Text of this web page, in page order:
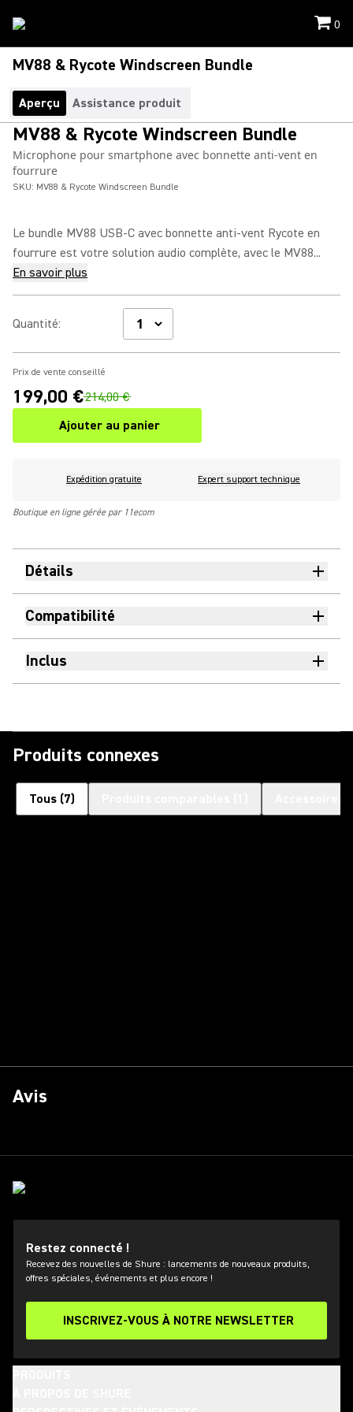
0
MV88 & Rycote Windscreen Bundle
Aperçu Assistance produit
MV88 & Rycote Windscreen Bundle
Microphone pour smartphone avec bonnette anti-vent en
fourrure
SKU: MV88 & Rycote Windscreen Bundle
Le bundle MV88 USB-C avec bonnette anti-vent Rycote en
fourrure est votre solution audio complète, avec le MV88...
En savoir plus
Quantité:
Prix de vente conseillé
199,00 €214,00 €
Ajouter au panier
Expédition gratuite Expert support technique
Boutique en ligne gérée par 11ecom
Détails
Compatibilité
Inclus
Produits connexes
Tous (7)
Avis
Restez connecté !
Recevez des nouvelles de Shure : lancements de nouveaux produits,
offres spéciales, événements et plus encore !
INSCRIVEZ-VOUS À NOTRE NEWSLETTER